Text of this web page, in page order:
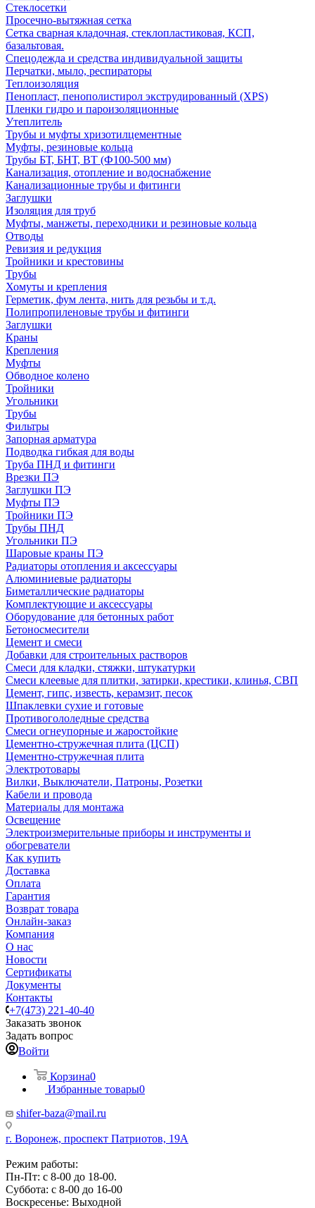
Стеклосетки
Просечно-вытяжная сетка
Сетка сварная кладочная, стеклопластиковая, КСП,
базальтовая.
Спецодежда и средства индивидуальной защиты
Перчатки, мыло, респираторы
Теплоизоляция
Пенопласт, пенополистирол экструдированный (XPS)
Пленки гидро и пароизоляционные
Утеплитель
Трубы и муфты хризотилцементные
Муфты, резиновые кольца
Трубы БТ, БНТ, ВТ (Ф100-500 мм)
Канализация, отопление и водоснабжение
Канализационные трубы и фитинги
Заглушки
Изоляция для труб
Муфты, манжеты, переходники и резиновые кольца
Отводы
Ревизия и редукция
Тройники и крестовины
Трубы
Хомуты и крепления
Герметик, фум лента, нить для резьбы и т.д.
Полипропиленовые трубы и фитинги
Заглушки
Краны
Крепления
Муфты
Обводное колено
Тройники
Угольники
Трубы
Фильтры
Запорная арматура
Подводка гибкая для воды
Труба ПНД и фитинги
Врезки ПЭ
Заглушки ПЭ
Муфты ПЭ
Тройники ПЭ
Трубы ПНД
Угольники ПЭ
Шаровые краны ПЭ
Радиаторы отопления и аксессуары
Алюминиевые радиаторы
Биметаллические радиаторы
Комплектующие и аксессуары
Оборудование для бетонных работ
Бетоносмесители
Цемент и смеси
Добавки для строительных растворов
Смеси для кладки, стяжки, штукатурки
Смеси клеевые для плитки, затирки, крестики, клинья, СВП
Цемент, гипс, известь, керамзит, песок
Шпаклевки сухие и готовые
Противогололедные средства
Смеси огнеупорные и жаростойкие
Цементно-стружечная плита (ЦСП)
Цементно-стружечная плита
Электротовары
Вилки, Выключатели, Патроны, Розетки
Кабели и провода
Материалы для монтажа
Освещение
Электроизмерительные приборы и инструменты и
обогреватели
Как купить
Доставка
Оплата
Гарантия
Возврат товара
Онлайн-заказ
Компания
О нас
Новости
Сертификаты
Документы
Контакты
+7(473) 221-40-40
Заказать звонок
Задать вопрос
Войти
Корзина0
Избранные товары0
shifer-baza@mail.ru
г. Воронеж, проспект Патриотов, 19А
Режим работы:
Пн-Пт: с 8-00 до 18-00.
Суббота: с 8-00 до 16-00
Воскресенье: Выходной